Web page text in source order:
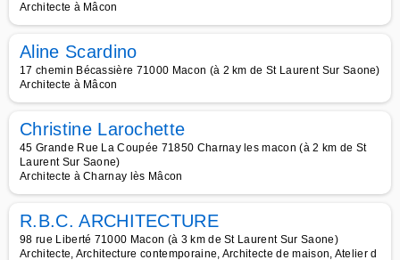
Architecte à Mâcon
Aline Scardino
17 chemin Bécassière 71000 Macon (à 2 km de St Laurent Sur Saone)
Architecte à Mâcon
Christine Larochette
45 Grande Rue La Coupée 71850 Charnay les macon (à 2 km de St
Laurent Sur Saone)
Architecte à Charnay lès Mâcon
R.B.C. ARCHITECTURE
98 rue Liberté 71000 Macon (à 3 km de St Laurent Sur Saone)
Architecte, Architecture contemporaine, Architecte de maison, Atelier d